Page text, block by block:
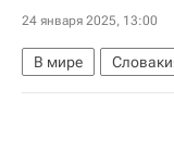
24 января 2025, 13:00
В мире
Дональд Трамп